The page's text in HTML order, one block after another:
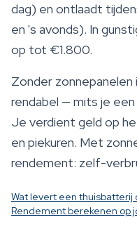
dag) en ontlaadt
en 's avonds). In
op tot €1.800.
Zonder
rendabel — mits je
Je verdient geld op
en piekuren. Met
rendement: zelf-
Wat levert een thuisbatterij
Rendement berekenen op